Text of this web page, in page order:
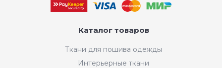
Каталог товаров
Ткани для пошива одежды
Интерьерные ткани